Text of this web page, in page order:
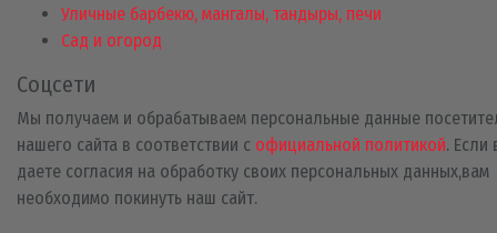
Уличные барбекю, мангалы, тандыры, печи
Сад и огород
Соцсети
Мы получаем и обрабатываем персональные данные
нашего сайта в соответствии с официальной политикой. Если
даете согласия на обработку своих персональных данных,вам
необходимо покинуть наш сайт.